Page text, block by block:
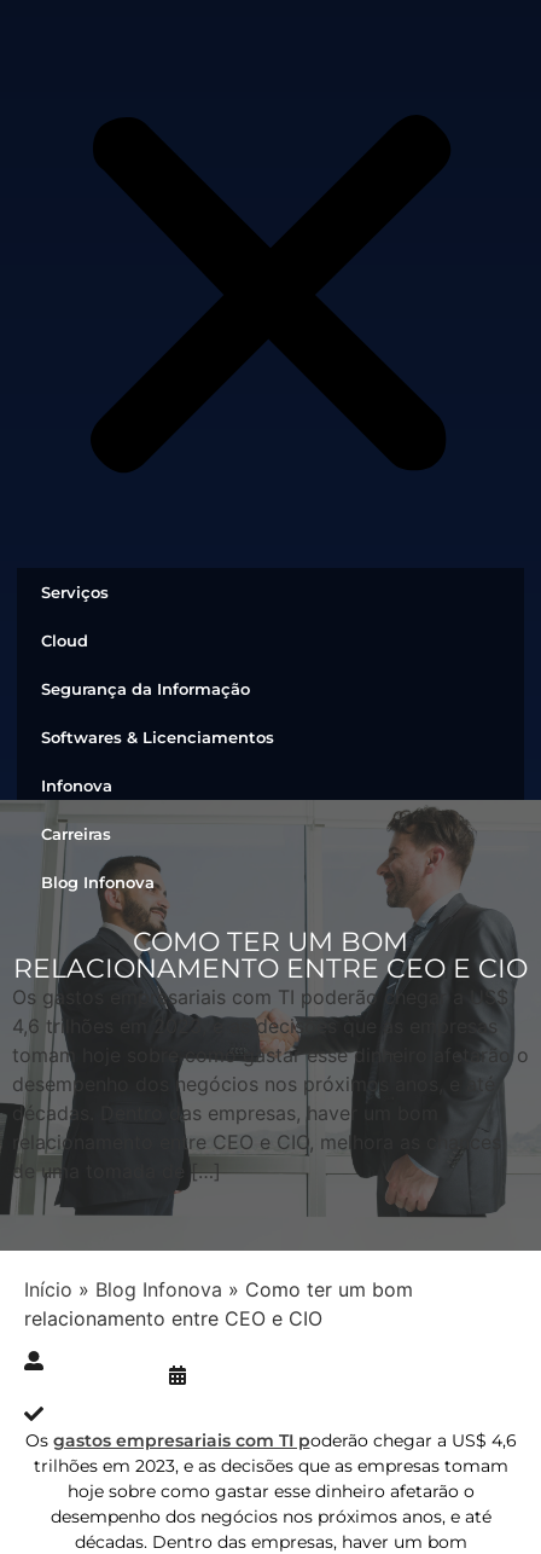
Serviços
Cloud
Segurança da Informação
Softwares & Licenciamentos
Infonova
Carreiras
Blog Infonova
COMO TER UM BOM
RELACIONAMENTO ENTRE CEO E CIO
Os gastos empresariais com TI poderão chegar a US$
4,6 trilhões em 2023, e as decisões que as empresas
tomam hoje sobre como gastar esse dinheiro afetarão o
desempenho dos negócios nos próximos anos, e até
décadas. Dentro das empresas, haver um bom
relacionamento entre CEO e CIO, melhora as chances
de uma tomada de […]
Início » Blog Infonova » Como ter um bom
relacionamento entre CEO e CIO
Os gastos empresariais com TI poderão chegar a US$ 4,6
trilhões em 2023, e as decisões que as empresas tomam
hoje sobre como gastar esse dinheiro afetarão o
desempenho dos negócios nos próximos anos, e até
décadas. Dentro das empresas, haver um bom